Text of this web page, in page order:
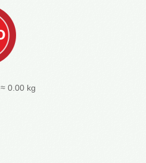
≈ 0.00 kg